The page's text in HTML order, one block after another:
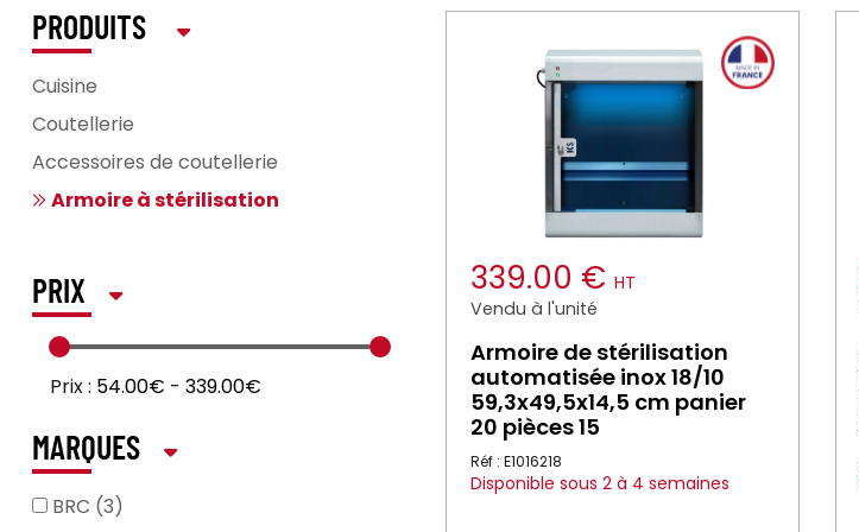
339.00 € HT
Vendu à l'unité
Armoire de stérilisation
automatisée inox 18/10
59,3x49,5x14,5 cm panier
20 pièces 15
Réf : E1016218
Disponible sous 2 à 4 semaines
PRODUITS
Cuisine
Coutellerie
Accessoires de coutellerie
Armoire à stérilisation
PRIX
Prix : 54.00€ - 339.00€
MARQUES
BRC (3)